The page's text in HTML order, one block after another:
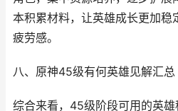
本积累材料，让英雄成长更加稳
疲劳感。
八、原神45级有何英雄见解汇总
综合来看，45级阶段可用的英